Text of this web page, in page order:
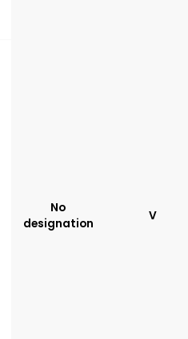
No
designation
V